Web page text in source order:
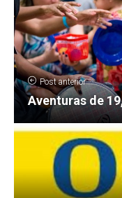
Post anterior
Aventuras de